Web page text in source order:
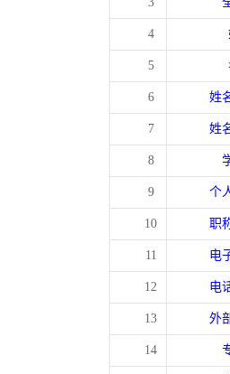
4
5
6 姓
7 姓
8
9 个
10 职
11 电
12 电
13 外
14